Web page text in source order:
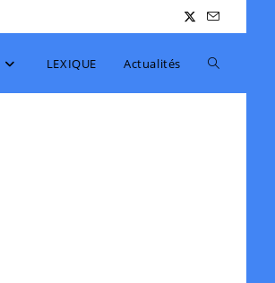
LEXIQUE Actualités Toggle